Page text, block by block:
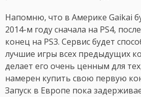
Напомню, что в Америке Gaikai
2014-м году сначала на PS4,
конец на PS3. Сервис будет
лучшие игры всех предыдущих
делает его очень ценным для
намерен купить свою первую
Запуск в Европе пока